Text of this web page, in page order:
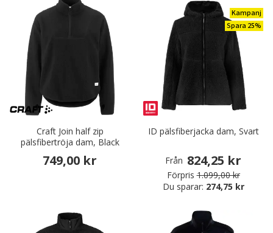
Craft Join half zip
pälsfibertröja dam, Black
749,00 kr
Kampanj
Spara 25%
ID pälsfiberjacka dam, Svart
Från 824,25 kr
Förpris 1.099,00 kr
Du sparar: 274,75 kr